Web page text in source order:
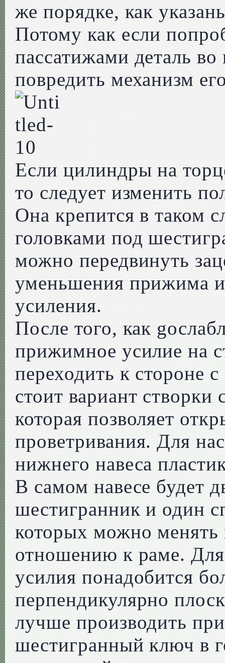
же порядке, как
Потому как если
пассатижами деталь
повредить механизм
Если цилиндры на
то следует изменить
Она крепится в таком
головками под
можно передвинуть
уменьшения прижима
усиления.
После того, как
прижимное усилие на
переходить к стороне
стоит вариант
которая позволяет
проветривания. Для
нижнего навеса
В самом навесе будет
шестигранник и один
которых можно
отношению к раме.
усилия понадобится
перпендикулярно
лучше производить
шестигранный ключ в